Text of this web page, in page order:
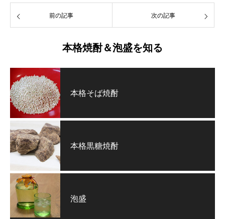
前の記事 次の記事
本格焼酎＆泡盛を知る
本格そば焼酎
本格黒糖焼酎
泡盛